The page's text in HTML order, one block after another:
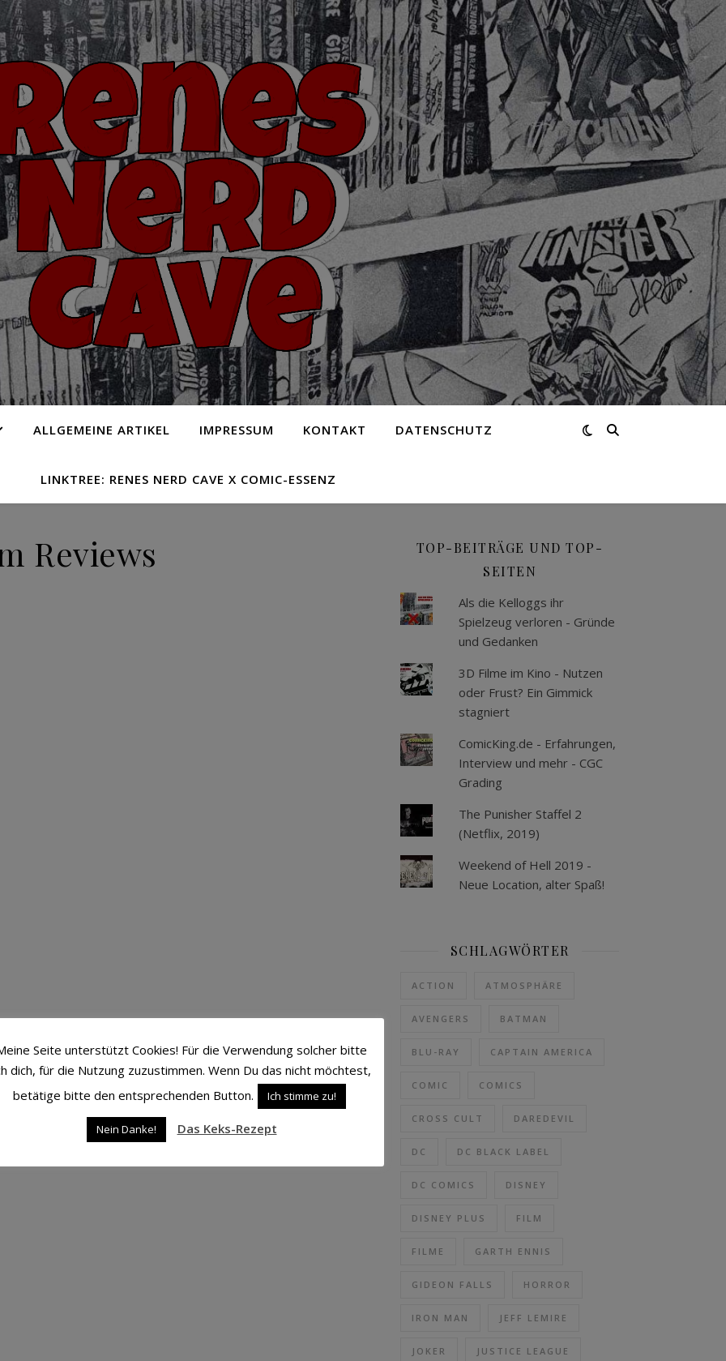
ALLGEMEINE ARTIKEL IMPRESSUM KONTAKT DATENSCHUTZ
LINKTREE: RENES NERD CAVE X COMIC-ESSENZ
Reviews
TOP-BEITRÄGE UND TOP-
SEITEN
Als die Kelloggs ihr
Spielzeug verloren - Gründe
und Gedanken
3D Filme im Kino - Nutzen
oder Frust? Ein Gimmick
stagniert
ComicKing.de - Erfahrungen,
Interview und mehr - CGC
Grading
The Punisher Staffel 2
(Netflix, 2019)
Weekend of Hell 2019 -
Neue Location, alter Spaß!
SCHLAGWÖRTER
ACTION ATMOSPHÄRE
AVENGERS BATMAN
BLU-RAY CAPTAIN AMERICA
COMIC COMICS
CROSS CULT DAREDEVIL
DC DC BLACK LABEL
DC COMICS DISNEY
DISNEY PLUS FILM
FILME GARTH ENNIS
GIDEON FALLS HORROR
IRON MAN JEFF LEMIRE
JOKER JUSTICE LEAGUE
Seite unterstützt Cookies! Für die Verwendung solcher bitte
dich, für die Nutzung zuzustimmen. Wenn Du das nicht möchtest,
betätige bitte den entsprechenden Button.
Ich stimme zu!
Nein Danke! Das Keks-Rezept